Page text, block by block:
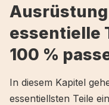
essentielle
100 %
In diesem Kapitel
essentiellsten Teile